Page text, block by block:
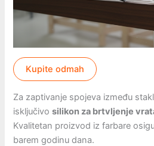
Kupite odmah
Za zaptivanje spojeva između
isključivosilikon za brtvljenje
Kvalitetan proizvod iz farbare
barem godinu dana.